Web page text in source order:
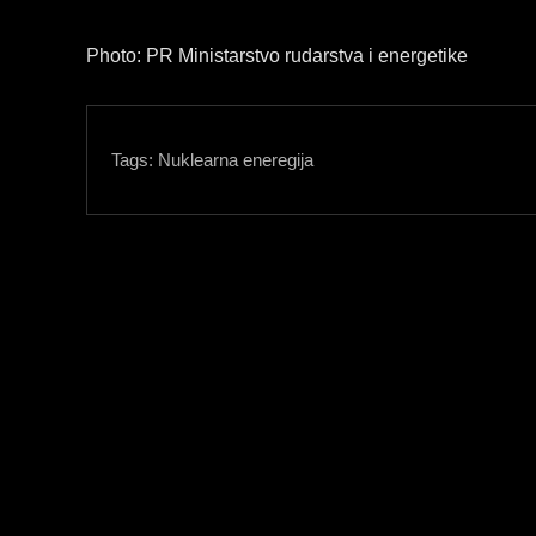
Photo: PR Ministarstvo rudarstva i energetike
Tags: Nuklearna eneregija